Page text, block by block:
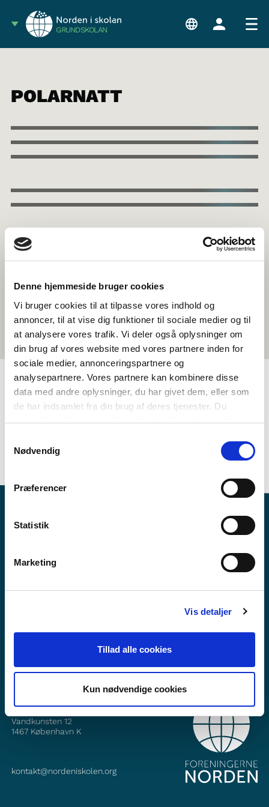
Denne hjemmeside bruger cookies
Vi bruger cookies til at tilpasse vores indhold og
annoncer, til at vise dig funktioner til sociale medier og til
at analysere vores trafik. Vi deler også oplysninger om
din brug af vores website med vores partnere inden for
sociale medier, annonceringspartnere og
analysepartnere. Vores partnere kan kombinere disse
data med andre oplysninger, du har givet dem, eller som
de har indsamlet fra din brug af deres tjenester. Du
samtykker til vores cookies, hvis du fortsætter med at
Nødvendig
Præferencer
Statistik
Marketing
Vis detaljer
Tillad alle cookies
Kun nødvendige cookies
GRUNDSKOLAN
Åk. 3-4 Åk. 5-6 Språk
Kortfilm
<1 lektion
POLARNATT
Vill du veta mer om Norden i skolan?
Prenumerera på vårt nyhetsbrev
Vandkunsten 12
1467 København K
kontakt@nordeniskolen.org